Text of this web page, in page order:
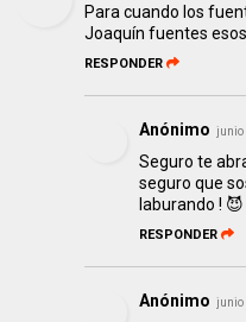
Para cuando los
Joaquín fuentes
RESPONDER
Anónimo junio
Seguro te
seguro que
laburando ! 😈
RESPONDER
Anónimo junio